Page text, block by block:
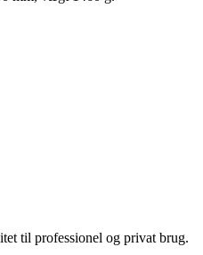
til professionel og privat brug.